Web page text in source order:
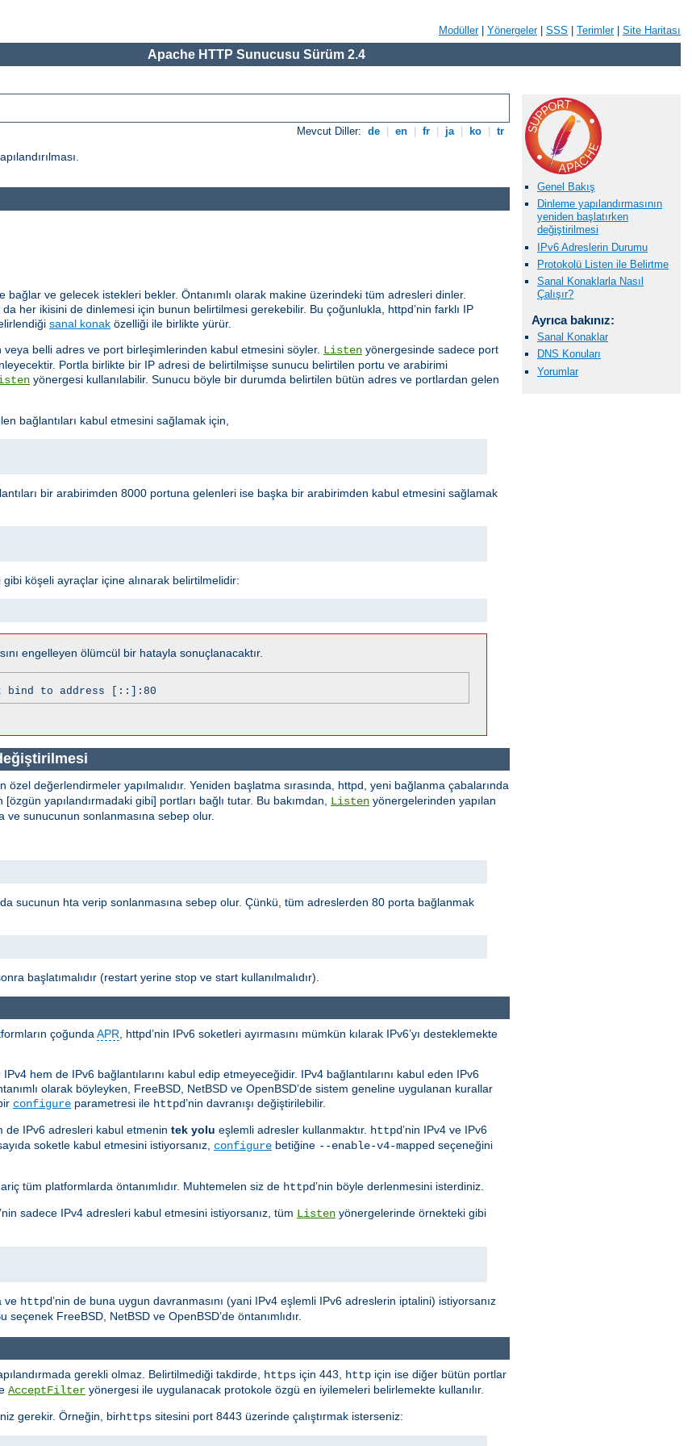
Modüller| Yönergeler| SSS Terimler| Site Haritası
Apache HTTP Sunucusu Sürüm 2.4
Mevcut Diller: de en fr ja ko tr
Genel Bakış
Dinleme yapılandırmasının
yeniden başlatırken
değiştirilmesi
IPv6 Adreslerin Durumu
Protokolü Listen ile Belirtme
Sanal Konaklarla Nasıl
Çalışır?
Ayrıca bakınız:
Sanal Konaklar
DNS Konuları
Yorumlar
bağlar ve gelecek istekleri bekler. Öntanımlı olarak makine üzerindeki tüm adresleri dinler.
her ikisini de dinlemesi için bunun belirtilmesi gerekebilir. Bu çoğunlukla, httpd’nin farklı IP
sanal konak özelliği ile birlikte yürür.
belli adres ve port birleşimlerinden kabul etmesini söyler. Listen yönergesinde sadece port
Portla birlikte bir IP adresi de belirtilmişse sunucu belirtilen portu ve arabirimi
yönergesi kullanılabilir. Sunucu böyle bir durumda belirtilen bütün adres ve portlardan gelen
bağlantıları kabul etmesini sağlamak için,
bir arabirimden 8000 portuna gelenleri ise başka bir arabirimden kabul etmesini sağlamak
gibi köşeli ayraçlar içine alınarak belirtilmelidir:
engelleyen ölümcül bir hatayla sonuçlanacaktır.
bind to address [::]:80
değerlendirmeler yapılmalıdır. Yeniden başlatma sırasında, httpd, yeni bağlanma çabalarında
yapılandırmadaki gibi] portları bağlı tutar. Bu bakımdan, Listen yönergelerinden yapılan
ve sunucunun sonlanmasına sebep olur.
sucunun hta verip sonlanmasına sebep olur. Çünkü, tüm adreslerden 80 porta bağlanmak
başlatımalıdır (restart yerine stop ve start kullanılmalıdır).
çoğundaAPR, httpd’nin IPv6 soketleri ayırmasını mümkün kılarak IPv6’yı desteklemekte
hem de IPv6 bağlantılarını kabul edip etmeyeceğidir. IPv4 bağlantılarını kabul eden IPv6
olarak böyleyken, FreeBSD, NetBSD ve OpenBSD’de sistem geneline uygulanan kurallar
configure parametresi ile httpd’nin davranışı değiştirilebilir.
de IPv6 adresleri kabul etmenin tek yolu eşlemli adresler kullanmaktır. httpd’nin IPv4 ve IPv6
soketle kabul etmesini istiyorsanız, configure betiğine --enable-v4-mapped seçeneğini
tüm platformlarda öntanımlıdır. Muhtemelen siz de httpd’nin böyle derlenmesini isterdiniz.
’nin sadece IPv4 adresleri kabul etmesini istiyorsanız, tüm Listen yönergelerinde örnekteki gibi
ve httpd’nin de buna uygun davranmasını (yani IPv4 eşlemli IPv6 adreslerin iptalini) istiyorsanız
seçenek FreeBSD, NetBSD ve OpenBSD’de öntanımlıdır.
gerekli olmaz. Belirtilmediği takdirde, https için 443, http için ise diğer bütün portlar
AcceptFilter yönergesi ile uygulanacak protokole özgü en iyilemeleri belirlemekte kullanılır.
gerekir. Örneğin, birhttps sitesini port 8443 üzerinde çalıştırmak isterseniz: